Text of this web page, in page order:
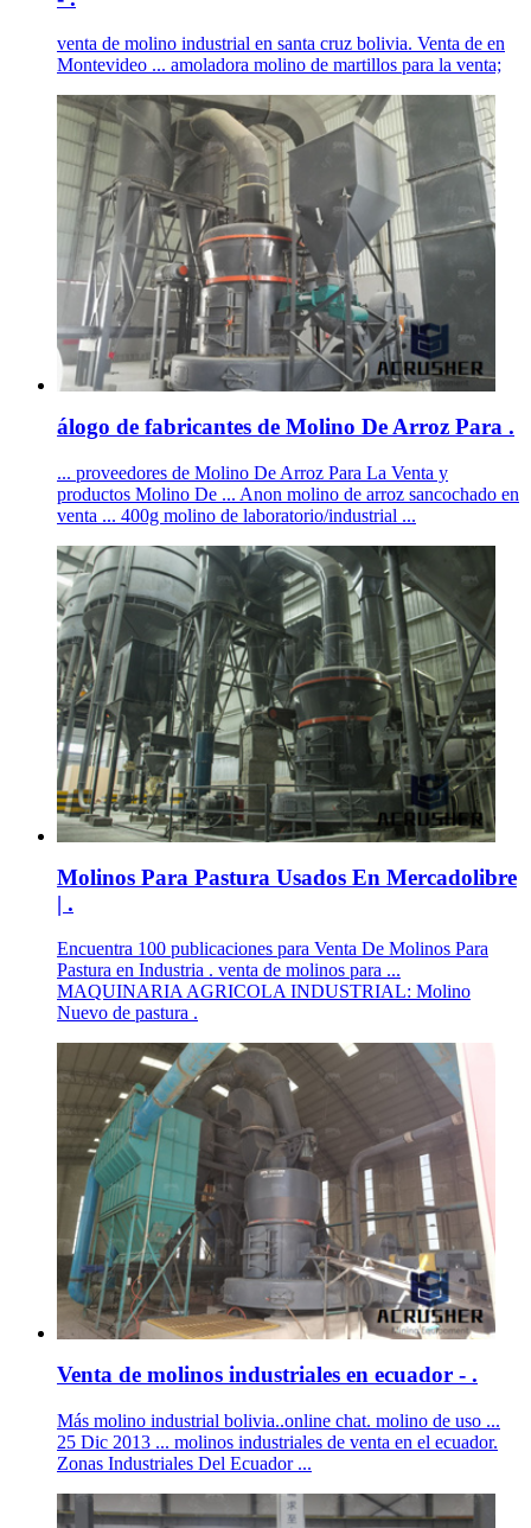
venta de molino industrial en santa cruz bolivia. Venta de en
Montevideo ... amoladora molino de martillos para la venta;
álogo de fabricantes de Molino De Arroz Para .
... proveedores de Molino De Arroz Para La Venta y
productos Molino De ... Anon molino de arroz sancochado en
venta ... 400g molino de laboratorio/industrial ...
Molinos Para Pastura Usados En Mercadolibre
| .
Encuentra 100 publicaciones para Venta De Molinos Para
Pastura en Industria . venta de molinos para ...
MAQUINARIA AGRICOLA INDUSTRIAL: Molino
Nuevo de pastura .
Venta de molinos industriales en ecuador - .
Más molino industrial bolivia..online chat. molino de uso ...
25 Dic 2013 ... molinos industriales de venta en el ecuador.
Zonas Industriales Del Ecuador ...